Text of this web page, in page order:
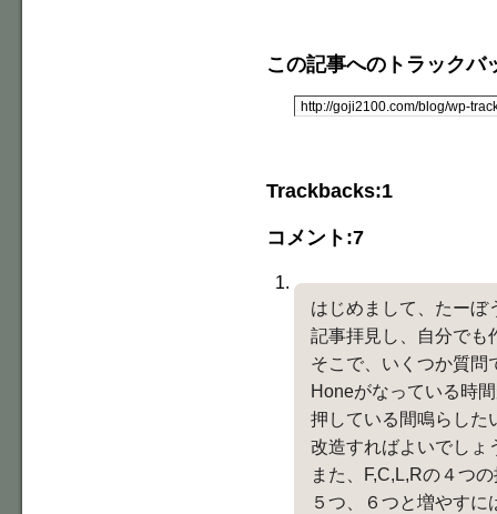
この記事へのトラックバ
Trackbacks:1
コメント:7
はじめまして、たーぼ
記事拝見し、自分でも
そこで、いくつか質問
Honeがなっている時
押している間鳴らした
改造すればよいでしょ
また、F,C,L,Rの４つ
５つ、６つと増やす